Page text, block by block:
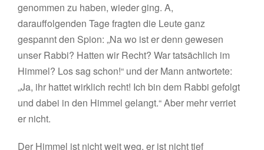
genommen zu haben, wieder ging. A,
darauffolgenden Tage fragten die Leute ganz
gespannt den Spion: „Na wo ist er denn gewesen
unser Rabbi? Hatten wir Recht? War tatsächlich im
Himmel? Los sag schon!“ und der Mann antwortete:
„Ja, ihr hattet wirklich recht! Ich bin dem Rabbi gefolgt
und dabei in den Himmel gelangt.“ Aber mehr verriet
er nicht.
Der Himmel ist nicht weit weg, er ist nicht tief